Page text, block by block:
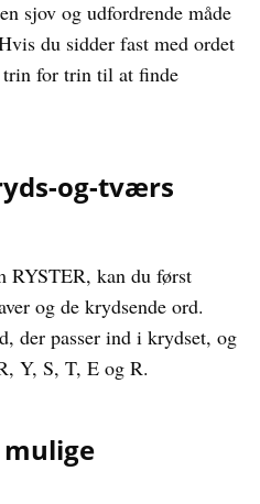
sjov og udfordrende måde
du sidder fast med ordet
for trin til at finde
og-tværs
RYSTER, kan du først
og de krydsende ord.
der passer ind i krydset, og
Y, S, T, E og R.